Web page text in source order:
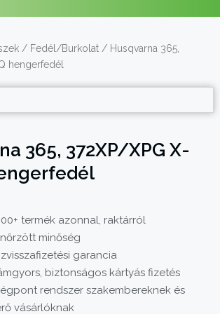
/ Fedél/Burkolat/ Husqvarna 365,
hengerfedél
365, 372XP/XPG X-
termék azonnal, raktárról
minőség
garancia
biztonságos kártyás fizetés
rendszer szakembereknek és
vásárlóknak